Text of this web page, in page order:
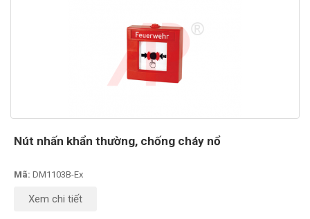
Nút nhấn khẩn thường, chống cháy nổ
Mã: DM1103B-Ex
Xem chi tiết